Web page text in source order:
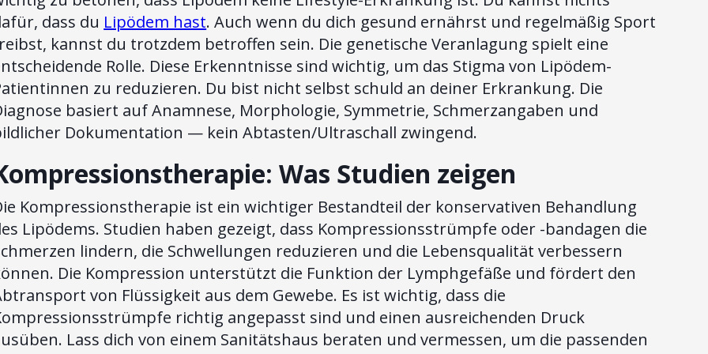
dass du Lipödem hast. Auch wenn du dich gesund ernährst und regelmäßig Sport
kannst du trotzdem betroffen sein. Die genetische Veranlagung spielt eine
Rolle. Diese Erkenntnisse sind wichtig, um das Stigma von Lipödem-
zu reduzieren. Du bist nicht selbst schuld an deiner Erkrankung. Die
basiert auf Anamnese, Morphologie, Symmetrie, Schmerzangaben und
Dokumentation — kein Abtasten/Ultraschall zwingend.
Was Studien zeigen
Kompressionstherapie ist ein wichtiger Bestandteil der konservativen Behandlung
Lipödems. Studien haben gezeigt, dass Kompressionsstrümpfe oder -bandagen die
lindern, die Schwellungen reduzieren und die Lebensqualität verbessern
Die Kompression unterstützt die Funktion der Lymphgefäße und fördert den
von Flüssigkeit aus dem Gewebe. Es ist wichtig, dass die
richtig angepasst sind und einen ausreichenden Druck
Lass dich von einem Sanitätshaus beraten und vermessen, um die passenden